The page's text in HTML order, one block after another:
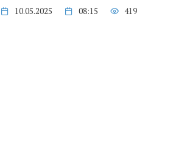
10.05.2025 08:15 419